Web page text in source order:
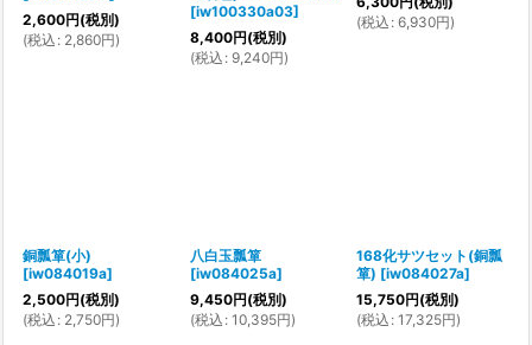
2,600円(税別)
(税込 : 2,860円)
[iw100330a03]
8,400円(税別)
(税込 : 9,240円)
(税込 : 6,930円)
銅瓢箪(小)
[iw084019a]
2,500円(税別)
(税込 : 2,750円)
八白玉瓢箪
[iw084025a]
9,450円(税別)
(税込 : 10,395円)
168化サツセット(銅瓢
箪) [iw084027a]
15,750円(税別)
(税込 : 17,325円)